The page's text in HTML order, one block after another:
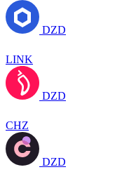
DZD
LINK
DZD
CHZ
DZD